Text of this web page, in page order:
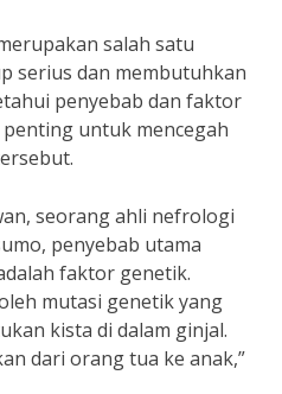
salah satu
serius dan membutuhkan
penyebab dan faktor
untuk mencegah
seorang ahli nefrologi
penyebab utama
faktor genetik.
mutasi genetik yang
kista di dalam ginjal.
dari orang tua ke anak,”